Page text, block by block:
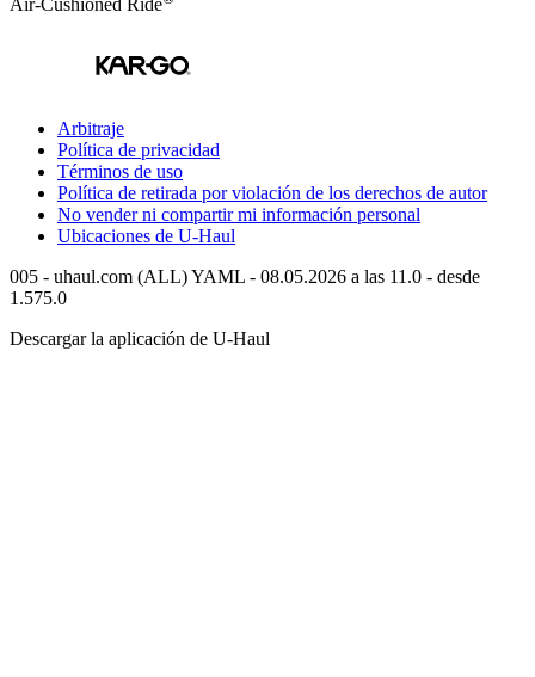
Arbitraje
Política de privacidad
Términos de uso
Política de retirada por violación de los derechos de autor
No vender ni compartir mi información personal
Ubicaciones de U-Haul
005 - uhaul.com (ALL) YAML - 08.05.2026 a las 11.0 - desde
1.575.0
Descargar la aplicación de U-Haul